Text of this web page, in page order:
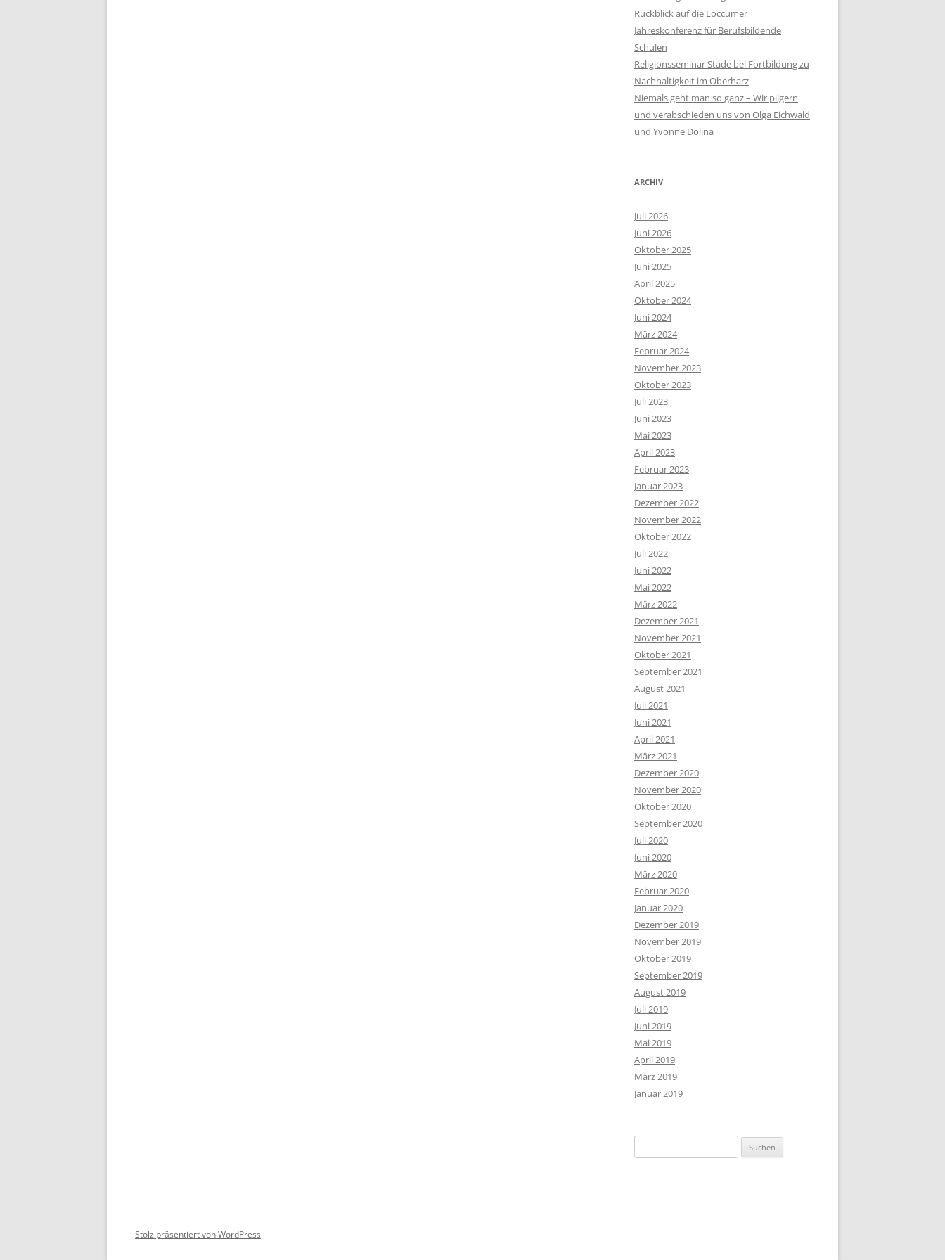
Rückblick auf die Loccumer
Jahreskonferenz für Berufsbildende
Schulen
Religionsseminar Stade bei Fortbildung zu
Nachhaltigkeit im Oberharz
Niemals geht man so ganz – Wir pilgern
und verabschieden uns von Olga Eichwald
und Yvonne Dolina
ARCHIV
Juli 2026
Juni 2026
Oktober 2025
Juni 2025
April 2025
Oktober 2024
Juni 2024
März 2024
Februar 2024
November 2023
Oktober 2023
Juli 2023
Juni 2023
Mai 2023
April 2023
Februar 2023
Januar 2023
Dezember 2022
November 2022
Oktober 2022
Juli 2022
Juni 2022
Mai 2022
März 2022
Dezember 2021
November 2021
Oktober 2021
September 2021
August 2021
Juli 2021
Juni 2021
April 2021
März 2021
Dezember 2020
November 2020
Oktober 2020
September 2020
Juli 2020
Juni 2020
März 2020
Februar 2020
Januar 2020
Dezember 2019
November 2019
Oktober 2019
September 2019
August 2019
Juli 2019
Juni 2019
Mai 2019
April 2019
März 2019
Januar 2019
nach:
Stolz präsentiert von WordPress